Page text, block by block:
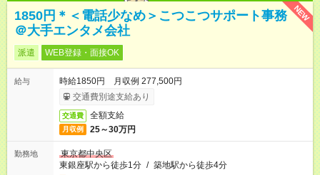
NEW
1850円＊＜電話少なめ＞こつこつサポート事務
＠大手エンタメ会社
派遣 WEB登録・面接OK
給与
時給1850円 月収例 277,500円
交通費別途支給あり
交通費 全額支給
月収例 25～30万円
勤務地
東京都中央区
東銀座駅から徒歩1分 / 築地駅から徒歩4分